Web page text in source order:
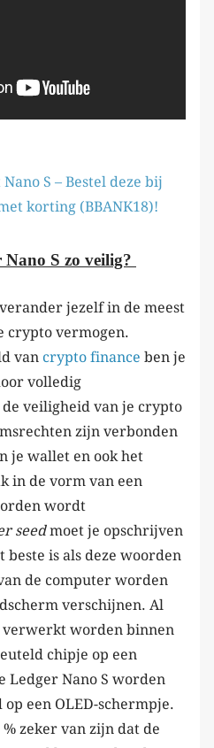
S – Bestel deze bij
korting (BBANK18)!
S zo veilig?
jezelf in de meest
crypto vermogen.
van crypto finance ben je
volledig
veiligheid van je crypto
zijn verbonden
je wallet en ook het
in de vorm van een
wordt
seedmoet je opschrijven
beste is als deze woorden
de computer worden
verschijnen. Al
verwerkt worden binnen
chipje op een
Nano S worden
op een OLED-schermpje.
zeker van zijn dat de